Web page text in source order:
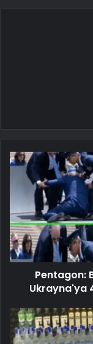
Pentagon:
Ukrayna'ya